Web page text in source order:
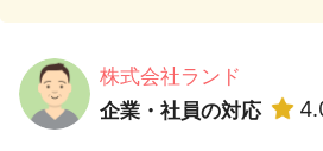
株式会社ランド
企業・社員の対応